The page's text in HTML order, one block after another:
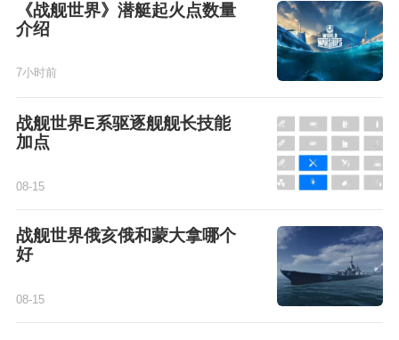
《战舰世界》潜艇起火点数量
介绍
7小时前
战舰世界E系驱逐舰舰长技能
加点
08-15
战舰世界俄亥俄和蒙大拿哪个
好
08-15